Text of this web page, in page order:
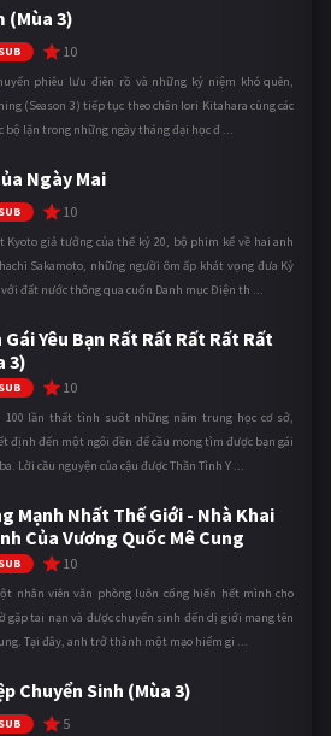
(Mùa 3)
10
phiêu lưu điên rồ và những kỷ niệm khó quên,
(Season 3) tiếp tục theo chân Iori Kitahara cùng các
bộ lặn trong những ngày tháng đại học đ ...
Ngày Mai
10
Kyoto giả tưởng của thế kỷ 20, bộ phim kể về hai anh
Sakamoto, những người ôm ấp khát vọng đưa Kỷ
đất nước thông qua cuốn Danh mục Điện th ...
Gái Yêu Bạn Rất Rất Rất Rất Rất
3)
10
100 lần thất tình suốt những năm trung học cơ sở,
định đến một ngôi đền để cầu mong tìm được bạn gái
Lời cầu nguyện của cậu được Thần Tình Y ...
Mạnh Nhất Thế Giới - Nhà Khai
Của Vương Quốc Mê Cung
10
nhân viên văn phòng luôn cống hiến hết mình cho
gặp tai nạn và được chuyển sinh đến dị giới mang tên
Tại đây, anh trở thành một mạo hiểm gi ...
Chuyển Sinh (Mùa 3)
5